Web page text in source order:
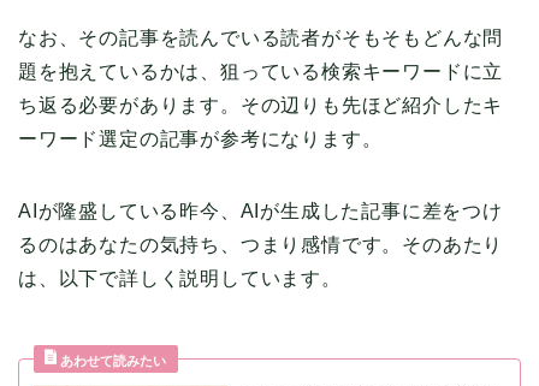
なお、その記事を読んでいる読者がそもそもどんな問
題を抱えているかは、狙っている検索キーワードに立
ち返る必要があります。その辺りも先ほど紹介したキ
ーワード選定の記事が参考になります。
AIが隆盛している昨今、AIが生成した記事に差をつけ
るのはあなたの気持ち、つまり感情です。そのあたり
は、以下で詳しく説明しています。